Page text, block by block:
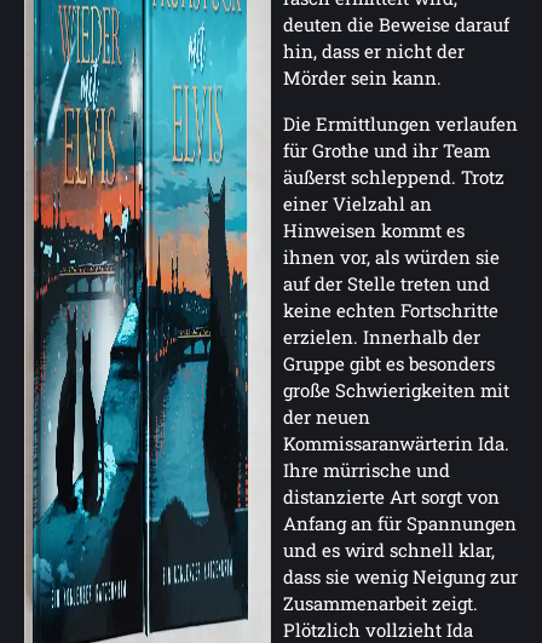
deuten die Beweise darauf
hin, dass er nicht der
Mörder sein kann.
Die Ermittlungen verlaufen
für Grothe und ihr Team
äußerst schleppend. Trotz
einer Vielzahl an
Hinweisen kommt es
ihnen vor, als würden sie
auf der Stelle treten und
keine echten Fortschritte
erzielen. Innerhalb der
Gruppe gibt es besonders
große Schwierigkeiten mit
der neuen
Kommissaranwärterin Ida.
Ihre mürrische und
distanzierte Art sorgt von
Anfang an für Spannungen
und es wird schnell klar,
dass sie wenig Neigung zur
Zusammenarbeit zeigt.
Plötzlich vollzieht Ida